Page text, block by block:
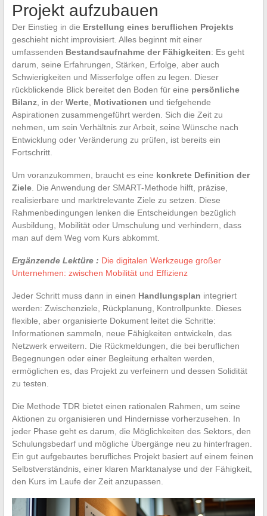
Projekt aufzubauen
Der Einstieg in die Erstellung eines beruflichen Projekts
geschieht nicht improvisiert. Alles beginnt mit einer
umfassenden Bestandsaufnahme der Fähigkeiten: Es geht
darum, seine Erfahrungen, Stärken, Erfolge, aber auch
Schwierigkeiten und Misserfolge offen zu legen. Dieser
rückblickende Blick bereitet den Boden für eine persönliche
Bilanz, in der Werte, Motivationen und tiefgehende
Aspirationen zusammengeführt werden. Sich die Zeit zu
nehmen, um sein Verhältnis zur Arbeit, seine Wünsche nach
Entwicklung oder Veränderung zu prüfen, ist bereits ein
Fortschritt.
Um voranzukommen, braucht es eine konkrete Definition der
Ziele. Die Anwendung der SMART-Methode hilft, präzise,
realisierbare und marktrelevante Ziele zu setzen. Diese
Rahmenbedingungen lenken die Entscheidungen bezüglich
Ausbildung, Mobilität oder Umschulung und verhindern, dass
man auf dem Weg vom Kurs abkommt.
Ergänzende Lektüre : Die digitalen Werkzeuge großer
Unternehmen: zwischen Mobilität und Effizienz
Jeder Schritt muss dann in einen Handlungsplan integriert
werden: Zwischenziele, Rückplanung, Kontrollpunkte. Dieses
flexible, aber organisierte Dokument leitet die Schritte:
Informationen sammeln, neue Fähigkeiten entwickeln, das
Netzwerk erweitern. Die Rückmeldungen, die bei beruflichen
Begegnungen oder einer Begleitung erhalten werden,
ermöglichen es, das Projekt zu verfeinern und dessen Solidität
zu testen.
Die Methode TDR bietet einen rationalen Rahmen, um seine
Aktionen zu organisieren und Hindernisse vorherzusehen. In
jeder Phase geht es darum, die Möglichkeiten des Sektors, den
Schulungsbedarf und mögliche Übergänge neu zu hinterfragen.
Ein gut aufgebautes berufliches Projekt basiert auf einem feinen
Selbstverständnis, einer klaren Marktanalyse und der Fähigkeit,
den Kurs im Laufe der Zeit anzupassen.